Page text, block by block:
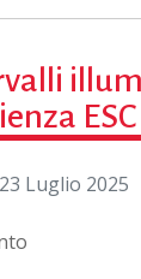
23 Luglio 2025